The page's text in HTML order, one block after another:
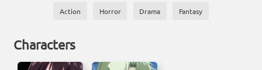
Action Horror Drama Fantasy
Characters